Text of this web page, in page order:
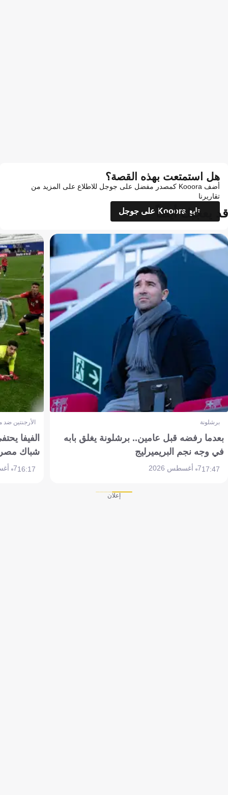
هل استمتعت بهذه القصة؟
أضف Kooora كمصدر مفضل على جوجل للاطلاع على المزيد من
تقاريرنا
تابع Kooora على جوجل
قد يعجبك أيضاً
برشلونة
بعدما رفضه قبل عامين.. برشلونة يغلق بابه
في وجه نجم البريميرليج
17:477 أغسطس 2026
الأرجنتين
الفيفا
شباك
16:177 أغسطس 2026
إعلان